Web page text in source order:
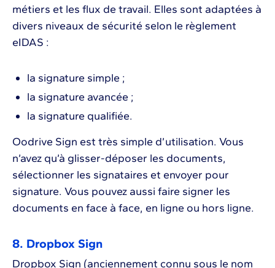
métiers et les flux de travail. Elles sont adaptées à
divers niveaux de sécurité selon le règlement
eIDAS :
la signature simple ;
la signature avancée ;
la signature qualifiée.
Oodrive Sign est très simple d’utilisation. Vous
n’avez qu’à glisser-déposer les documents,
sélectionner les signataires et envoyer pour
signature. Vous pouvez aussi faire signer les
documents en face à face, en ligne ou hors ligne.
8. Dropbox Sign
Dropbox Sign (anciennement connu sous le nom